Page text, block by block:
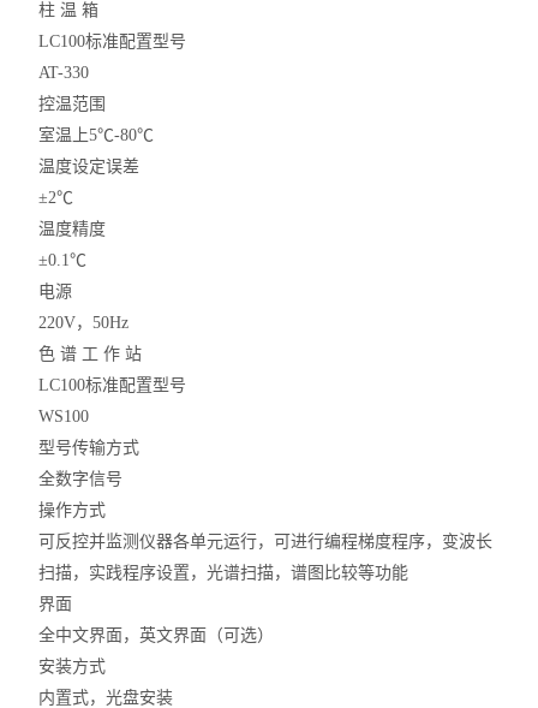
柱 温 箱
LC100标准配置型号
AT-330
控温范围
室温上5℃-80℃
温度设定误差
±2℃
温度精度
±0.1℃
电源
220V，50Hz
色 谱 工 作 站
LC100标准配置型号
WS100
型号传输方式
全数字信号
操作方式
可反控并监测仪器各单元运行，可进行编程梯度程序，变波长
扫描，实践程序设置，光谱扫描，谱图比较等功能
界面
全中文界面，英文界面（可选）
安装方式
内置式，光盘安装